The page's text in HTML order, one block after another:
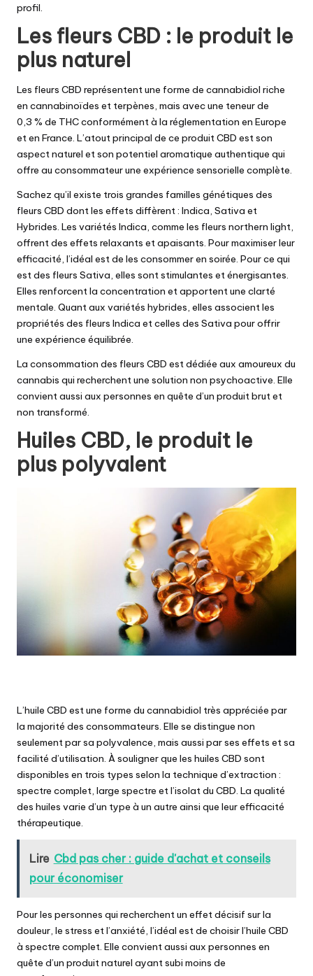
profil.
Les fleurs CBD : le produit le
plus naturel
Les fleurs CBD représentent une forme de cannabidiol riche
en cannabinoïdes et terpènes, mais avec une teneur de
0,3 % de THC conformément à la réglementation en Europe
et en France. L’atout principal de ce produit CBD est son
aspect naturel et son potentiel aromatique authentique qui
offre au consommateur une expérience sensorielle complète.
Sachez qu’il existe trois grandes familles génétiques des
fleurs CBD dont les effets diffèrent : Indica, Sativa et
Hybrides. Les variétés Indica, comme les fleurs northern light,
offrent des effets relaxants et apaisants. Pour maximiser leur
efficacité, l’idéal est de les consommer en soirée. Pour ce qui
est des fleurs Sativa, elles sont stimulantes et énergisantes.
Elles renforcent la concentration et apportent une clarté
mentale. Quant aux variétés hybrides, elles associent les
propriétés des fleurs Indica et celles des Sativa pour offrir
une expérience équilibrée.
La consommation des fleurs CBD est dédiée aux amoureux du
cannabis qui recherchent une solution non psychoactive. Elle
convient aussi aux personnes en quête d’un produit brut et
non transformé.
Huiles CBD, le produit le
plus polyvalent
L’huile CBD est une forme du cannabidiol très appréciée par
la majorité des consommateurs. Elle se distingue non
seulement par sa polyvalence, mais aussi par ses effets et sa
facilité d’utilisation. À souligner que les huiles CBD sont
disponibles en trois types selon la technique d’extraction :
spectre complet, large spectre et l’isolat du CBD. La qualité
des huiles varie d’un type à un autre ainsi que leur efficacité
thérapeutique.
Lire Cbd pas cher : guide d'achat et conseils
pour économiser
Pour les personnes qui recherchent un effet décisif sur la
douleur, le stress et l’anxiété, l’idéal est de choisir l’huile CBD
à spectre complet. Elle convient aussi aux personnes en
quête d’un produit naturel ayant subi moins de